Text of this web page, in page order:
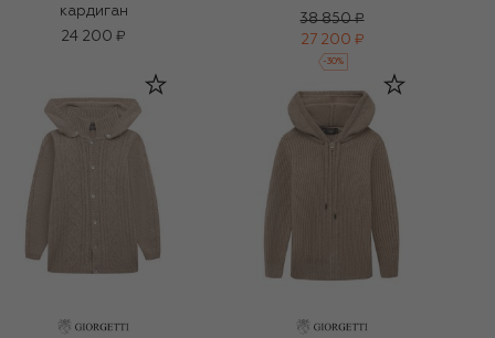
кардиган
24 200 ₽
38 850 ₽
27 200 ₽
-30%